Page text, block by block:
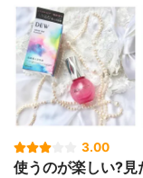
3.00
使うのが楽しい?見